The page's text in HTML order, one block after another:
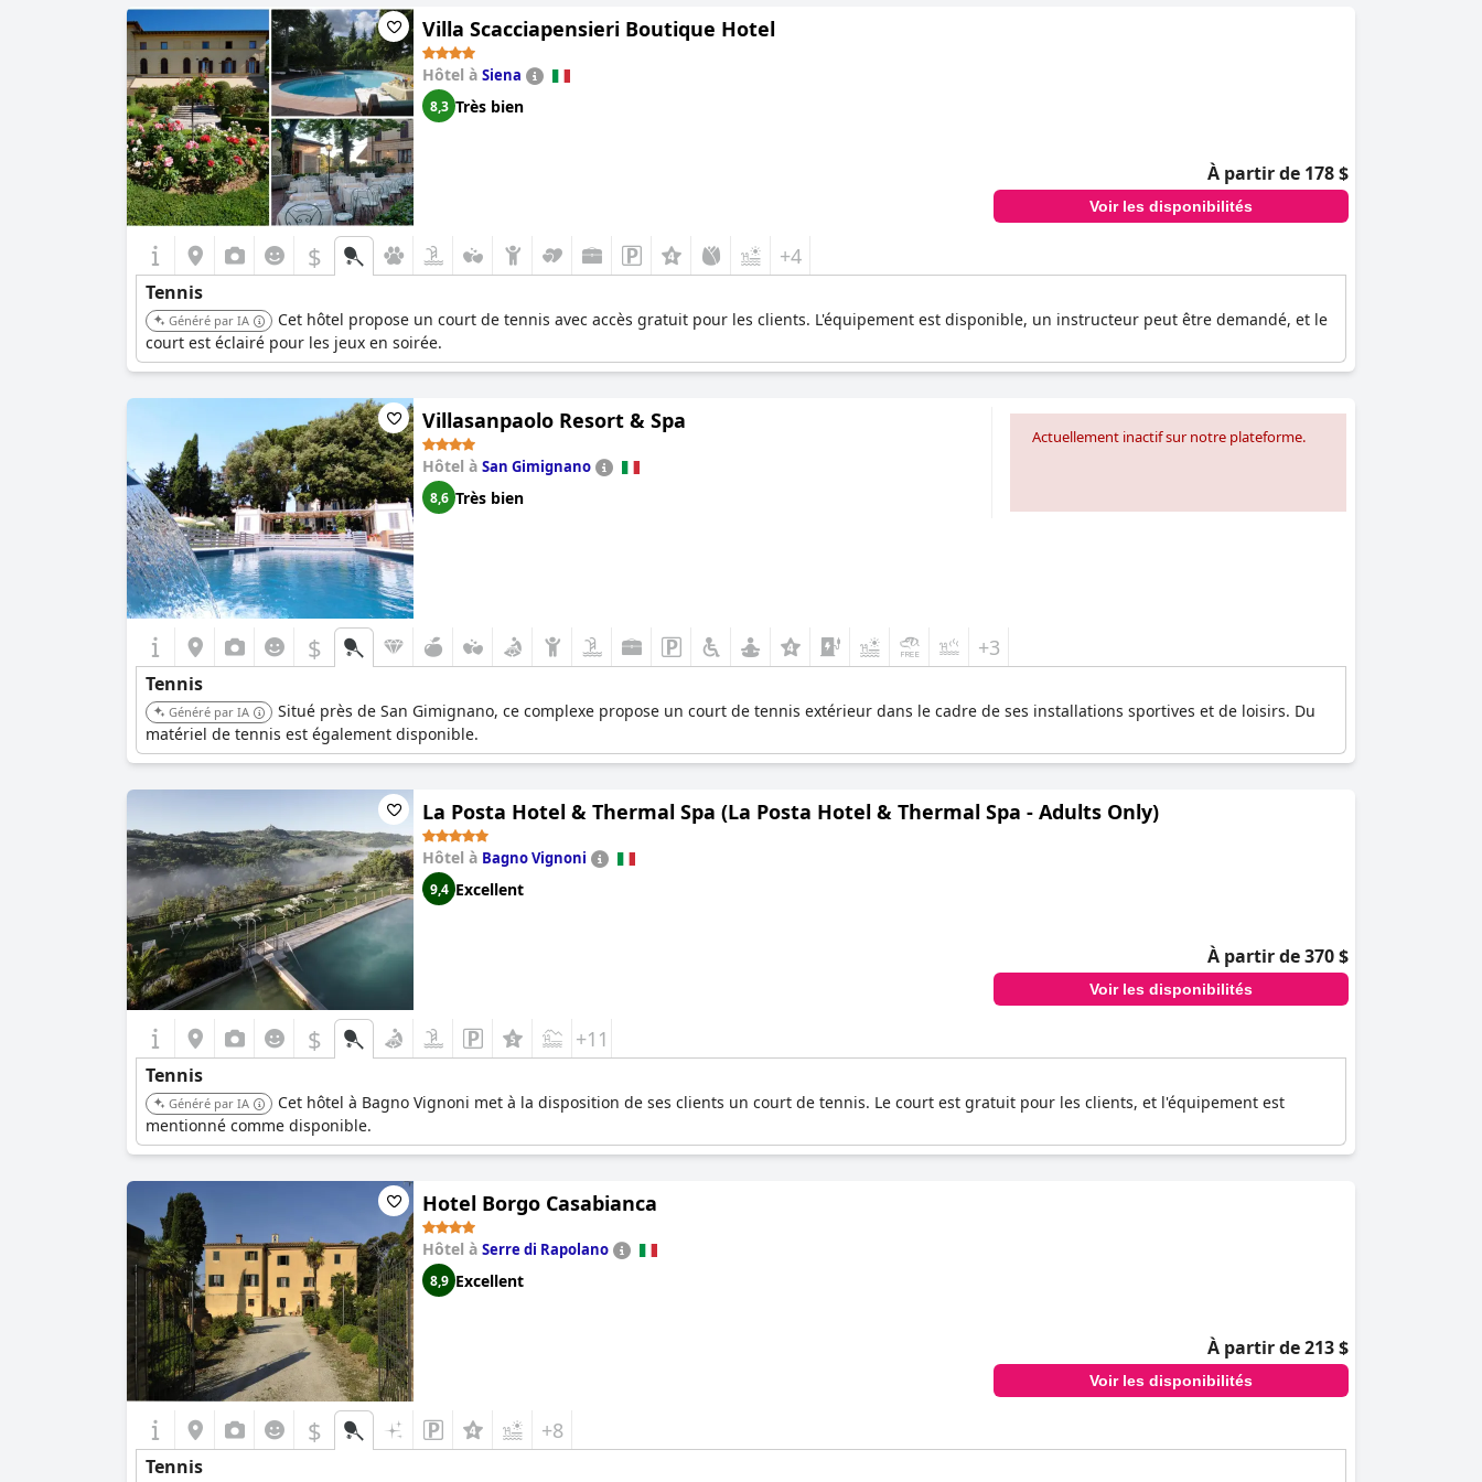
Villa Scacciapensieri Boutique Hotel
Hôtel à Siena
8,3 Très bien
À partir de 178 $
Voir les disponibilités
$ +4
Tennis
Généré par IA
Cet hôtel propose un court de tennis avec accès gratuit pour les clients. L'équipement est disponible, un instructeur peut être demandé, et le
court est éclairé pour les jeux en soirée.
Villasanpaolo Resort & Spa
Hôtel à San Gimignano
8,6 Très bien
Actuellement inactif sur notre plateforme.
$ +3
Tennis
Généré par IA
Situé près de San Gimignano, ce complexe propose un court de tennis extérieur dans le cadre de ses installations sportives et de loisirs. Du
matériel de tennis est également disponible.
La Posta Hotel & Thermal Spa (La Posta Hotel & Thermal Spa - Adults Only)
Hôtel à Bagno Vignoni
9,4 Excellent
À partir de 370 $
Voir les disponibilités
$ +11
Tennis
Généré par IA
Cet hôtel à Bagno Vignoni met à la disposition de ses clients un court de tennis. Le court est gratuit pour les clients, et l'équipement est
mentionné comme disponible.
Hotel Borgo Casabianca
Hôtel à Serre di Rapolano
8,9 Excellent
À partir de 213 $
Voir les disponibilités
$ +8
Tennis